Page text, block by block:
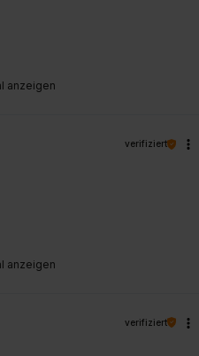
anzeigen
anzeigen
verifiziert
verifiziert